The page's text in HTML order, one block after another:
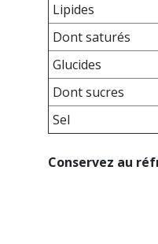
Lipides
Dont saturés
Glucides
Dont sucres
Sel
Conservez au